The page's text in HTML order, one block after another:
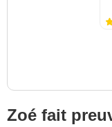
Zoé fait